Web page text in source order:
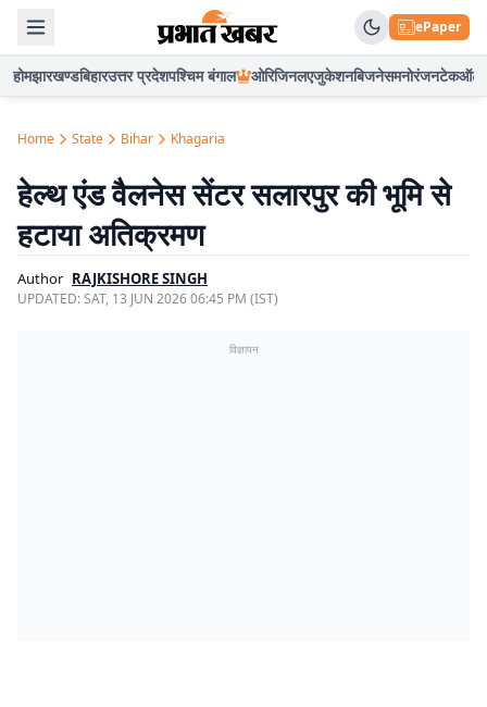
ePaper
होमझारखण्डबिहारउत्तर प्रदेशपश्चिम बंगाल ओरिजिनलएजुकेशनबिजनेसमनोरंजनटेकऑटो
Home State Bihar Khagaria
हेल्थ एंड वैलनेस सेंटर सलारपुर की भूमि से
हटाया अतिक्रमण
Author RAJKISHORE SINGH
UPDATED:SAT, 13 JUN 2026 06:45 PM (IST)
विज्ञापन